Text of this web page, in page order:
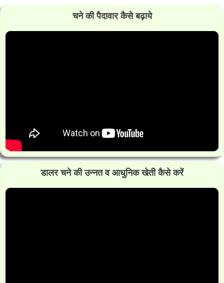
चने की पैदावार कैसे बढ़ाये
डालर चने की उन्नत व आधुनिक खेती कैसे करें